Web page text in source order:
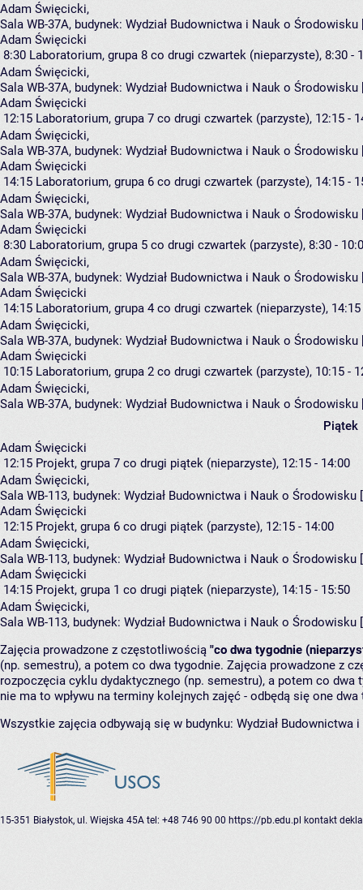
Adam Święcicki,
Sala WB-37A, budynek: Wydział Budownictwa i Nauk o Środowisku
Adam Święcicki
8:30 Laboratorium, grupa 8 co drugi czwartek (nieparzyste), 8:30 -
Adam Święcicki,
Sala WB-37A, budynek: Wydział Budownictwa i Nauk o Środowisku
Adam Święcicki
12:15 Laboratorium, grupa 7 co drugi czwartek (parzyste), 12:15 -
Adam Święcicki,
Sala WB-37A, budynek: Wydział Budownictwa i Nauk o Środowisku
Adam Święcicki
14:15 Laboratorium, grupa 6 co drugi czwartek (parzyste), 14:15 -
Adam Święcicki,
Sala WB-37A, budynek: Wydział Budownictwa i Nauk o Środowisku
Adam Święcicki
8:30 Laboratorium, grupa 5 co drugi czwartek (parzyste), 8:30 -
Adam Święcicki,
Sala WB-37A, budynek: Wydział Budownictwa i Nauk o Środowisku
Adam Święcicki
14:15 Laboratorium, grupa 4 co drugi czwartek (nieparzyste), 14:15
Adam Święcicki,
Sala WB-37A, budynek: Wydział Budownictwa i Nauk o Środowisku
Adam Święcicki
10:15 Laboratorium, grupa 2 co drugi czwartek (parzyste), 10:15 -
Adam Święcicki,
Sala WB-37A, budynek: Wydział Budownictwa i Nauk o Środowisku
Piątek
Adam Święcicki
12:15 Projekt, grupa 7 co drugi piątek (nieparzyste), 12:15 - 14:00
Adam Święcicki,
Sala WB-113, budynek: Wydział Budownictwa i Nauk o Środowisku
Adam Święcicki
12:15 Projekt, grupa 6 co drugi piątek (parzyste), 12:15 - 14:00
Adam Święcicki,
Sala WB-113, budynek: Wydział Budownictwa i Nauk o Środowisku
Adam Święcicki
14:15 Projekt, grupa 1 co drugi piątek (nieparzyste), 14:15 - 15:50
Adam Święcicki,
Sala WB-113, budynek: Wydział Budownictwa i Nauk o Środowisku
Zajęcia prowadzone z częstotliwością "co dwa tygodnie
(np. semestru), a potem co dwa tygodnie. Zajęcia prowadzone z
rozpoczęcia cyklu dydaktycznego (np. semestru), a potem co
nie ma to wpływu na terminy kolejnych zajęć - odbędą się one
Wszystkie zajęcia odbywają się w budynku: Wydział Budownictwa
15-351 Białystok, ul. Wiejska 45A tel: +48 746 90 00 https://pb.edu.pl kontakt